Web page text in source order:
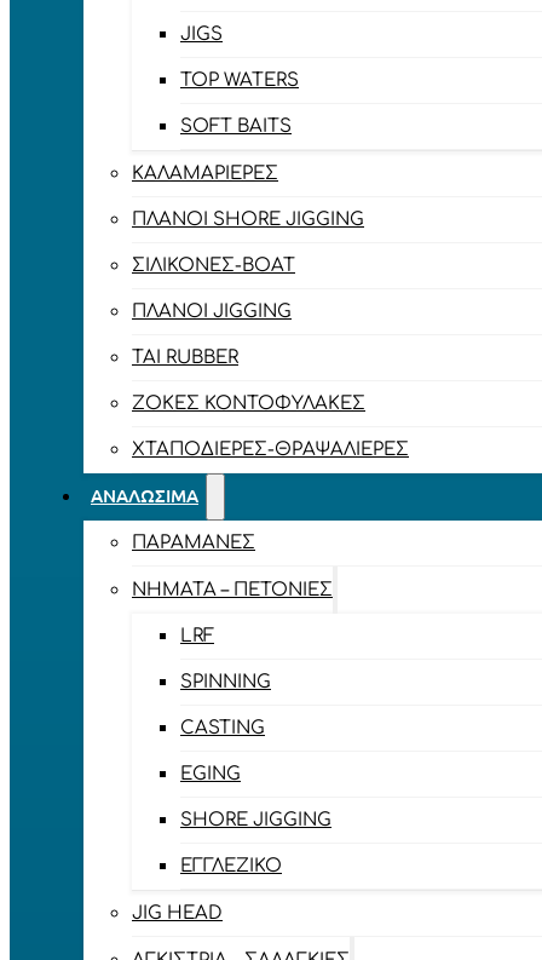
JIGS
TOP WATERS
SOFT BAITS
ΚΑΛΑΜΑΡΙΈΡΕΣ
ΠΛΆΝΟΙ SHORE JIGGING
ΣΙΛΙΚΌΝΕΣ-BOAT
ΠΛΆΝΟΙ JIGGING
TAI RUBBER
ΖΌΚΕΣ ΚΟΝΤΟΦΎΛΑΚΕΣ
ΧΤΑΠΟΔΙΈΡΕΣ-ΘΡΑΨΑΛΙΈΡΕΣ
ΑΝΑΛΏΣΙΜΑ
ΠΑΡΑΜΆΝΕΣ
ΝΉΜΑΤΑ – ΠΕΤΟΝΙΈΣ
LRF
SPINNING
CASTING
EGING
SHORE JIGGING
ΕΓΓΛΈΖΙΚΟ
JIG HEAD